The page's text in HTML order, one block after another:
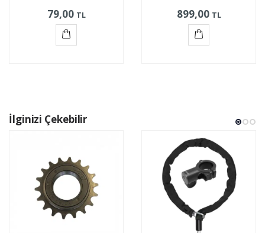
79,00 TL 899,00 TL
İlginizi Çekebilir